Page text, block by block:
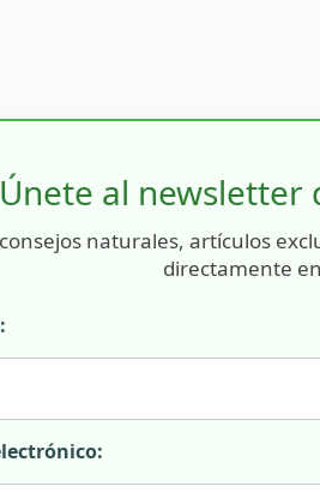
al newsletter
naturales, artículos
directamente